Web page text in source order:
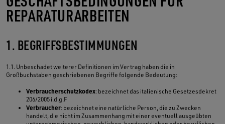
REPARATURARBEITEN
1. BEGRIFFSBESTIMMUNGEN
1.1. Unbeschadet weiterer Definitionen im Vertrag haben die in
Großbuchstaben geschriebenen Begriffe folgende Bedeutung:
Verbraucherschutzkodex: bezeichnet das italienische Gesetzesdekret
206/2005 i.d.g.F
Verbraucher: bezeichnet eine natürliche Person, die zu Zwecken
handelt, die nicht im Zusammenhang mit einer eventuell ausgeübten